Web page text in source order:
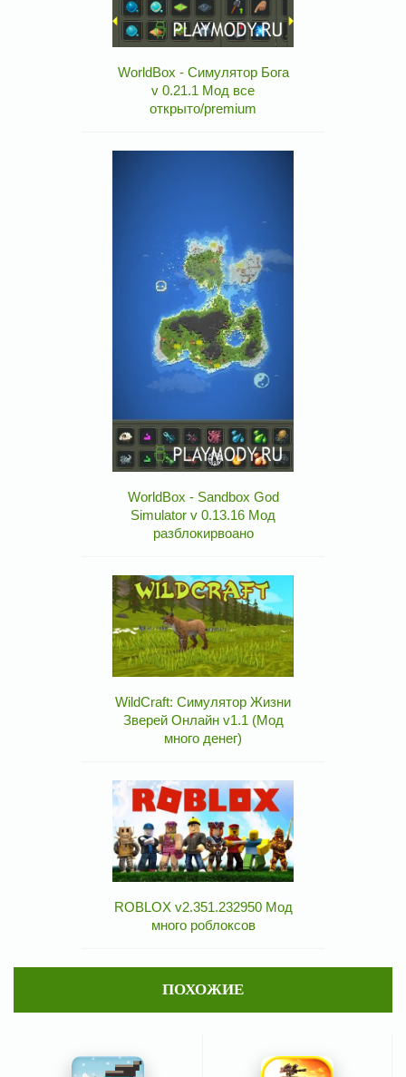
WorldBox - Симулятор Бога
v 0.21.1 Мод все
открыто/premium
WorldBox - Sandbox God
Simulator v 0.13.16 Мод
разблокирвоано
WildCraft: Симулятор Жизни
Зверей Онлайн v1.1 (Мод
много денег)
ROBLOX v2.351.232950 Мод
много роблоксов
ПОХОЖИЕ